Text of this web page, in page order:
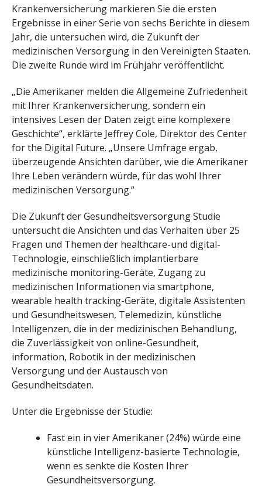
Krankenversicherung markieren Sie die ersten
Ergebnisse in einer Serie von sechs Berichte in diesem
Jahr, die untersuchen wird, die Zukunft der
medizinischen Versorgung in den Vereinigten Staaten.
Die zweite Runde wird im Frühjahr veröffentlicht.
„Die Amerikaner melden die Allgemeine Zufriedenheit
mit Ihrer Krankenversicherung, sondern ein
intensives Lesen der Daten zeigt eine komplexere
Geschichte“, erklärte Jeffrey Cole, Direktor des Center
for the Digital Future. „Unsere Umfrage ergab,
überzeugende Ansichten darüber, wie die Amerikaner
Ihre Leben verändern würde, für das wohl Ihrer
medizinischen Versorgung.“
Die Zukunft der Gesundheitsversorgung Studie
untersucht die Ansichten und das Verhalten über 25
Fragen und Themen der healthcare-und digital-
Technologie, einschließlich implantierbare
medizinische monitoring-Geräte, Zugang zu
medizinischen Informationen via smartphone,
wearable health tracking-Geräte, digitale Assistenten
und Gesundheitswesen, Telemedizin, künstliche
Intelligenzen, die in der medizinischen Behandlung,
die Zuverlässigkeit von online-Gesundheit,
information, Robotik in der medizinischen
Versorgung und der Austausch von
Gesundheitsdaten.
Unter die Ergebnisse der Studie:
Fast ein in vier Amerikaner (24%) würde eine
künstliche Intelligenz-basierte Technologie,
wenn es senkte die Kosten Ihrer
Gesundheitsversorgung.